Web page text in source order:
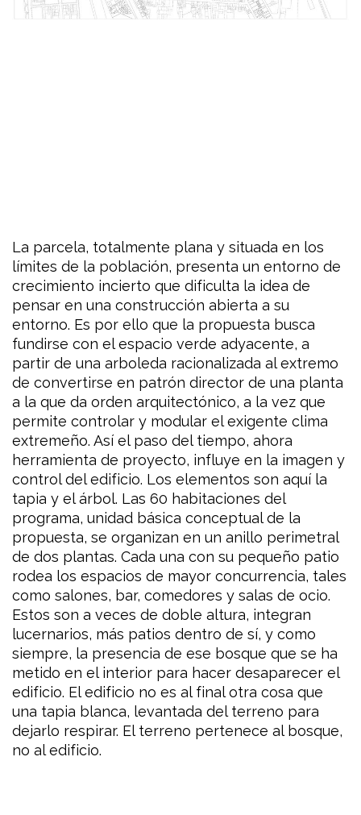
La parcela, totalmente plana y situada en los
límites de la población, presenta un entorno de
crecimiento incierto que dificulta la idea de
pensar en una construcción abierta a su
entorno. Es por ello que la propuesta busca
fundirse con el espacio verde adyacente, a
partir de una arboleda racionalizada al extremo
de convertirse en patrón director de una planta
a la que da orden arquitectónico, a la vez que
permite controlar y modular el exigente clima
extremeño. Así el paso del tiempo, ahora
herramienta de proyecto, influye en la imagen y
control del edificio. Los elementos son aquí la
tapia y el árbol. Las 60 habitaciones del
programa, unidad básica conceptual de la
propuesta, se organizan en un anillo perimetral
de dos plantas. Cada una con su pequeño patio
rodea los espacios de mayor concurrencia, tales
como salones, bar, comedores y salas de ocio.
Estos son a veces de doble altura, integran
lucernarios, más patios dentro de sí, y como
siempre, la presencia de ese bosque que se ha
metido en el interior para hacer desaparecer el
edificio. El edificio no es al final otra cosa que
una tapia blanca, levantada del terreno para
dejarlo respirar. El terreno pertenece al bosque,
no al edificio.